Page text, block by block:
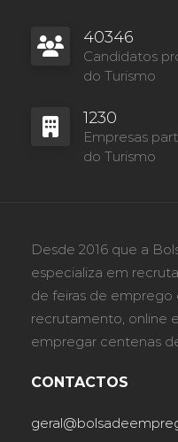
40346
Candidatos
do Turismo
1230
Empresas
do Turismo
Desde 2016 que a
especializa em
de feiras de emprego
recrutamento, online
empregar centenas
CONTACTOS